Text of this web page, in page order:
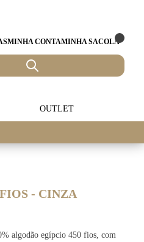
MINHA CONTAMINHA SACOLA
OUTLET
- CINZA
algodão egípcio 450 fios, com